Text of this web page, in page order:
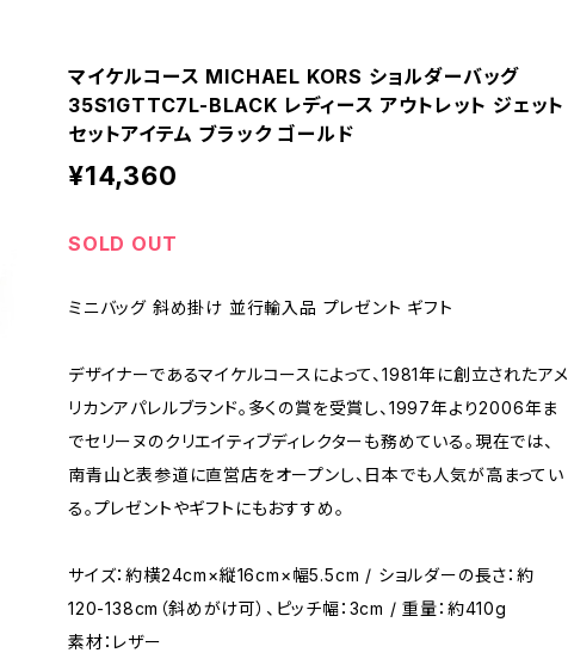
マイケルコース MICHAEL KORS ショルダーバッグ
35S1GTTC7L-BLACK レディース アウトレット ジェット
セットアイテム ブラック ゴールド
¥14,360
SOLD OUT
ミニバッグ 斜め掛け 並行輸入品 プレゼント ギフト
デザイナーであるマイケルコースによって、1981年に創立されたアメ
リカンアパレルブランド。多くの賞を受賞し、1997年より2006年ま
でセリーヌのクリエイティブディレクターも務めている。現在では、
南青山と表参道に直営店をオープンし、日本でも人気が高まってい
る。プレゼントやギフトにもおすすめ。
サイズ：約横24cm×縦16cm×幅5.5cm / ショルダーの長さ：約
120-138cm（斜めがけ可）、ピッチ幅：3cm / 重量：約410g
素材：レザー